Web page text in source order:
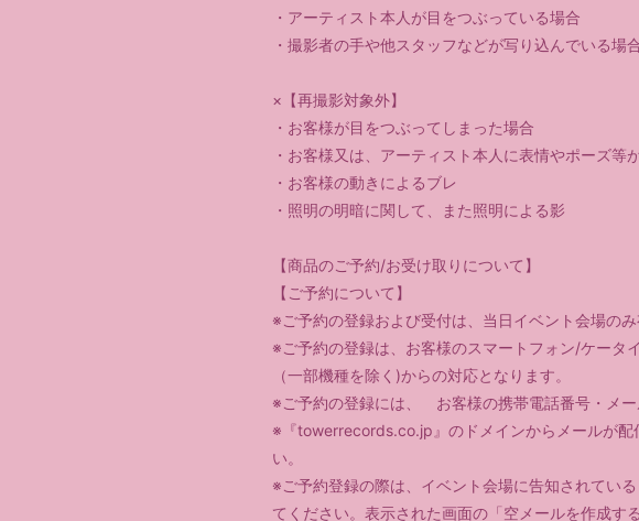
・アーティスト本人が目をつぶっている場合
・撮影者の手や他スタッフなどが写り込んでいる場
×【再撮影対象外】
・お客様が目をつぶってしまった場合
・お客様又は、アーティスト本人に表情やポーズ等
・お客様の動きによるブレ
・照明の明暗に関して、また照明による影
【商品のご予約/お受け取りについて】
【ご予約について】
※ご予約の登録および受付は、当日イベント会場のみ
※ご予約の登録は、お客様のスマートフォン/ケータイ
（一部機種を除く)からの対応となります。
※ご予約の登録には、 お客様の携帯電話番号・メー
※『towerrecords.co.jp』のドメインからメールが配
い。
※ご予約登録の際は、イベント会場に告知されてい
てください。表示された画面の「空メールを作成